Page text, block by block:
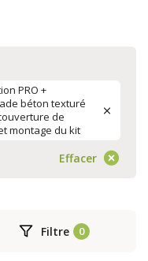
PRO +
béton texturé
de
montage du kit
Effacer
Filtre